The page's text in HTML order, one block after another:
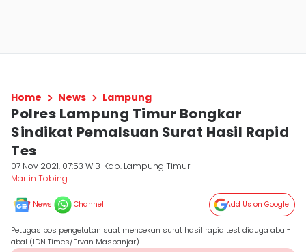
Home News Lampung
Polres Lampung Timur Bongkar
Sindikat Pemalsuan Surat Hasil Rapid
Tes
07 Nov 2021, 07:53 WIB Kab. Lampung Timur
Martin Tobing
News Channel Add Us on Google
Petugas pos pengetatan saat mencekan surat hasil rapid test diduga abal-
abal (IDN Times/Ervan Masbanjar)